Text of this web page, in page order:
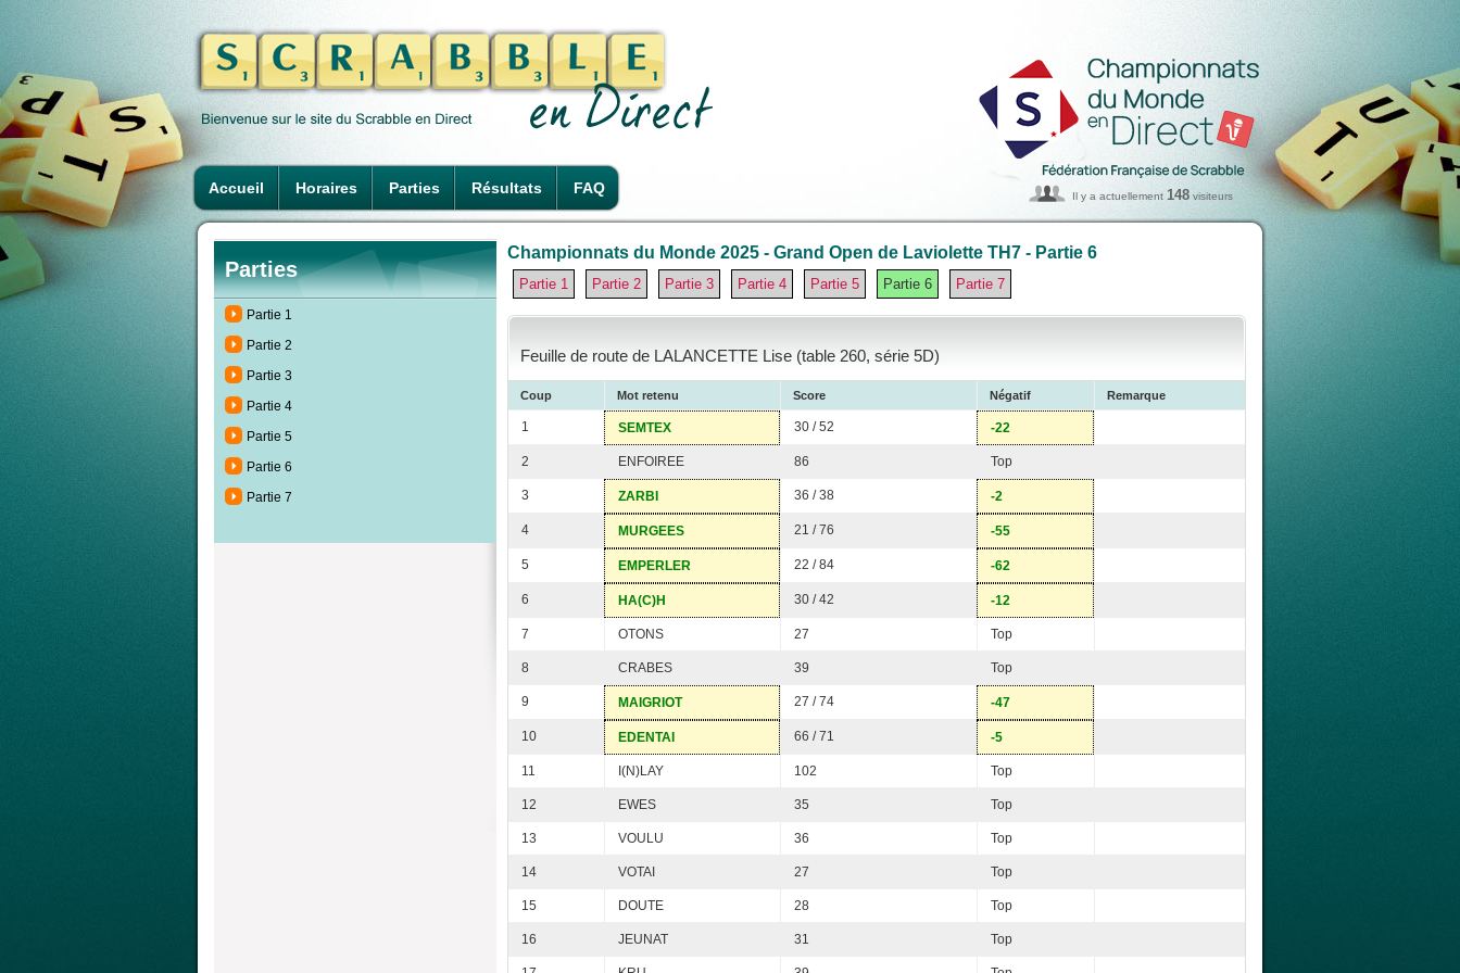
Accueil Horaires Parties Résultats FAQ Il y a actuellement 148 visiteurs
Parties
Partie 1
Partie 2
Partie 3
Partie 4
Partie 5
Partie 6
Partie 7
Championnats du Monde 2025 - Grand Open de Laviolette TH7 - Partie 6
Partie 1 Partie 2 Partie 3 Partie 4 Partie 5 Partie 6 Partie 7
Feuille de route de LALANCETTE Lise (table 260, série 5D)
Coup Mot retenu Score Négatif Remarque
1 SEMTEX 30 / 52 -22
2 ENFOIREE 86 Top
3 ZARBI 36 / 38 -2
4 MURGEES 21 / 76 -55
5 EMPERLER 22 / 84 -62
6 HA(C)H 30 / 42 -12
7 OTONS 27 Top
8 CRABES 39 Top
9 MAIGRIOT 27 / 74 -47
10 EDENTAI 66 / 71 -5
11 I(N)LAY 102 Top
12 EWES 35 Top
13 VOULU 36 Top
14 VOTAI 27 Top
15 DOUTE 28 Top
16 JEUNAT 31 Top